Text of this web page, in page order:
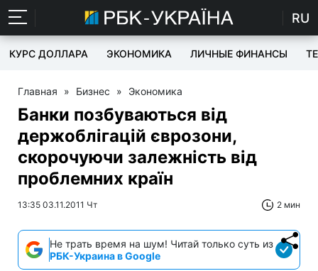
RU
КУРС ДОЛЛАРА ЭКОНОМИКА ЛИЧНЫЕ ФИНАНСЫ
Главная » Бизнес » Экономика
Банки позбуваються від
держоблігацій єврозони,
скорочуючи залежність від
проблемних країн
13:35 03.11.2011 Чт 2 мин
Не трать время на шум! Читай только суть из
РБК-Украина в Google